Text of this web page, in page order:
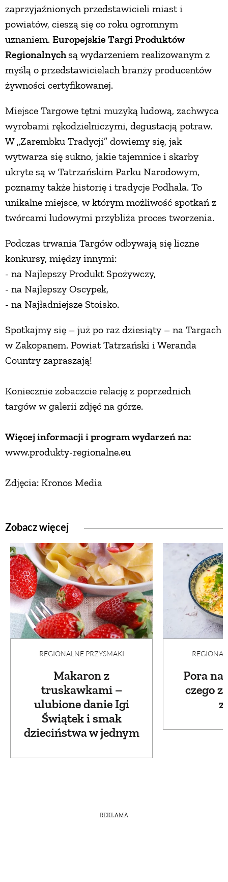
zaprzyjaźnionych przedstawicieli miast i
powiatów, cieszą się co roku ogromnym
uznaniem. Europejskie Targi Produktów
Regionalnychsą wydarzeniem realizowanym z
myślą o przedstawicielach branży producentów
żywności certyfikowanej.
Miejsce Targowe tętni muzyką ludową, zachwyca
wyrobami rękodzielniczymi, degustacją potraw.
W „Zarembku Tradycji” dowiemy się, jak
wytwarza się sukno, jakie tajemnice i skarby
ukryte są w Tatrzańskim Parku Narodowym,
poznamy także historię i tradycje Podhala. To
unikalne miejsce, w którym możliwość spotkań z
twórcami ludowymi przybliża proces tworzenia.
Podczas trwania Targów odbywają się liczne
konkursy, między innymi:
- na Najlepszy Produkt Spożywczy,
- na Najlepszy Oscypek,
- na Najładniejsze Stoisko.
Spotkajmy się – już po raz dziesiąty – na Targach
w Zakopanem. Powiat Tatrzański i Weranda
Country zapraszają!
Koniecznie zobaczcie relację z poprzednich
targów w galerii zdjęć na górze.
Więcej informacji i program wydarzeń na:
www.produkty-regionalne.eu
Zdjęcia: Kronos Media
Zobacz więcej
REGIONALNE PRZYSMAKI
Makaron z
truskawkami –
ulubione danie Igi
Świątek i smak
dzieciństwa w jednym
Pora na
czego
REKLAMA
ŚNIADANIA
PRZYSTAWKI
ZUPY
DANIA GŁÓWNE
CIASTA I DESERY
DODATKI
PRZETWORY
INNE